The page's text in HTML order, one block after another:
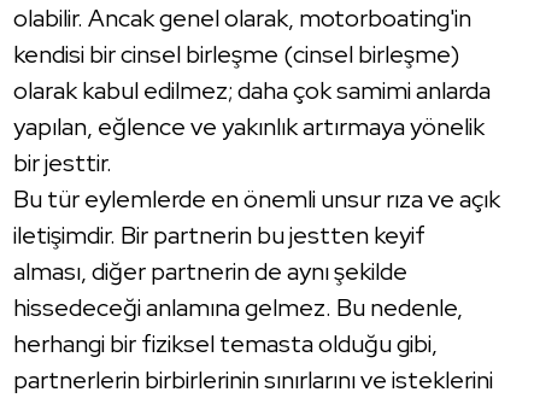
olabilir. Ancak genel olarak, motorboating'in
kendisi bir cinsel birleşme (cinsel birleşme)
olarak kabul edilmez; daha çok samimi anlarda
yapılan, eğlence ve yakınlık artırmaya yönelik
bir jesttir.
Bu tür eylemlerde en önemli unsur rıza ve açık
iletişimdir. Bir partnerin bu jestten keyif
alması, diğer partnerin de aynı şekilde
hissedeceği anlamına gelmez. Bu nedenle,
herhangi bir fiziksel temasta olduğu gibi,
partnerlerin birbirlerinin sınırlarını ve isteklerini